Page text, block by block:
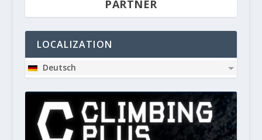
PARTNER
LOCALIZATION
Deutsch